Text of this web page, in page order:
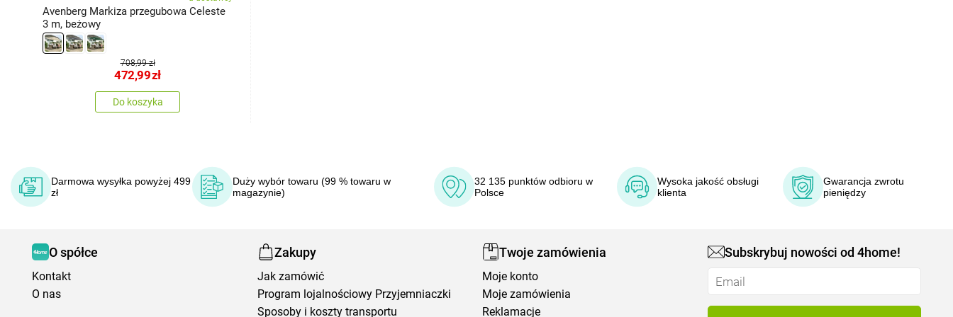
Avenberg Markiza przegubowa Celeste
3 m, beżowy
708,99 zł
472,99zł
Do koszyka
Darmowa wysyłka powyżej 499
zł
Duży wybór towaru (99 % towaru w
magazynie)
32 135 punktów odbioru w
Polsce
Wysoka jakość obsługi
klienta
Gwarancja zwrotu
pieniędzy
O spółce
Kontakt
O nas
Zakupy
Jak zamówić
Program lojalnościowy Przyjemniaczki
Sposoby i koszty transportu
Twoje zamówienia
Moje konto
Moje zamówienia
Reklamacje
Subskrybuj nowości od 4home!